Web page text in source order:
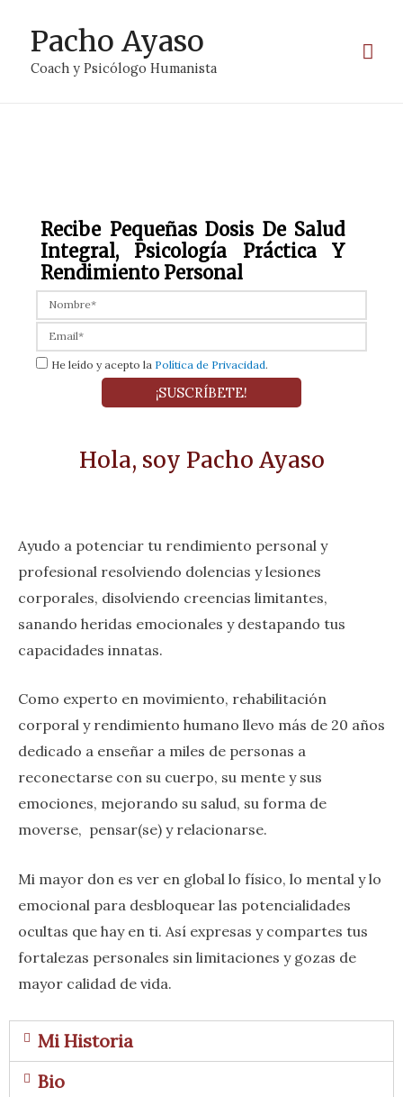
Pacho Ayaso
Coach y Psicólogo Humanista
Recibe Pequeñas Dosis De Salud
Integral, Psicología Práctica Y
Rendimiento Personal
He leído y acepto la Política de Privacidad.
¡SUSCRÍBETE!
Hola, soy Pacho Ayaso
Ayudo a potenciar tu rendimiento personal y
profesional resolviendo dolencias y lesiones
corporales, disolviendo creencias limitantes,
sanando heridas emocionales y destapando tus
capacidades innatas.
Como experto en movimiento, rehabilitación
corporal y rendimiento humano llevo más de 20 años
dedicado a enseñar a miles de personas a
reconectarse con su cuerpo, su mente y sus
emociones, mejorando su salud, su forma de
moverse, pensar(se) y relacionarse.
Mi mayor don es ver en global lo físico, lo mental y lo
emocional para desbloquear las potencialidades
ocultas que hay en ti. Así expresas y compartes tus
fortalezas personales sin limitaciones y gozas de
mayor calidad de vida.
Mi Historia
Bio